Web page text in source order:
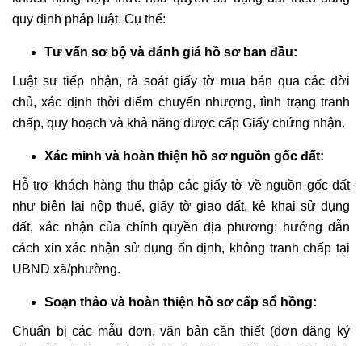
quy định pháp luật. Cụ thể:
Tư vấn sơ bộ và đánh giá hồ sơ ban đầu:
Luật sư tiếp nhận, rà soát giấy tờ mua bán qua các đời
chủ, xác định thời điểm chuyển nhượng, tình trạng tranh
chấp, quy hoạch và khả năng được cấp Giấy chứng nhận.
Xác minh và hoàn thiện hồ sơ nguồn gốc đất:
Hỗ trợ khách hàng thu thập các giấy tờ về nguồn gốc đất
như biên lai nộp thuế, giấy tờ giao đất, kê khai sử dụng
đất, xác nhận của chính quyền địa phương; hướng dẫn
cách xin xác nhận sử dụng ổn định, không tranh chấp tại
UBND xã/phường.
Soạn thảo và hoàn thiện hồ sơ cấp sổ hồng:
Chuẩn bị các mẫu đơn, văn bản cần thiết (đơn đăng ký